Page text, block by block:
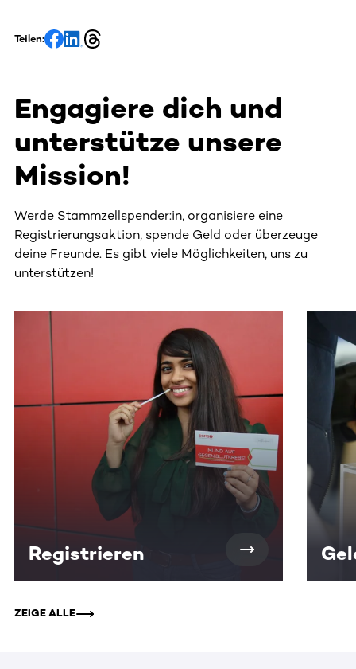
Teilen:
Engagiere dich und
unterstütze unsere
Mission!
Werde Stammzellspender:in, organisiere eine
Registrierungsaktion, spende Geld oder überzeuge
deine Freunde. Es gibt viele Möglichkeiten, uns zu
unterstützen!
Dieser Bereich enthält horizontal scrollbare Inhalte.
Registrieren
ZEIGE ALLE